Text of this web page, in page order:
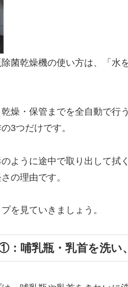
菌乾燥機の使い方は、「水
燥・保管までを全自動で行
3つだけです。
ように途中で取り出して拭
の理由です。
を見ていきましょう。
：哺乳瓶・乳首を洗い